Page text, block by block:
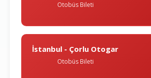
Otobüs Bileti
İstanbul - Çorlu Otogar
Otobüs Bileti